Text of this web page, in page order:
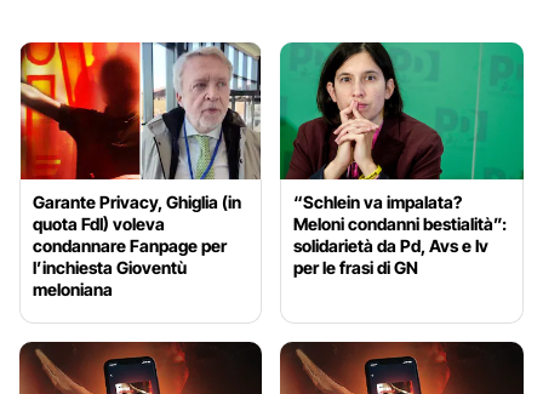
Garante Privacy, Ghiglia (in
quota FdI) voleva
condannare Fanpage per
l’inchiesta Gioventù
meloniana
“Schlein va impalata?
Meloni condanni bestialità”:
solidarietà da Pd, Avs e Iv
per le frasi di GN